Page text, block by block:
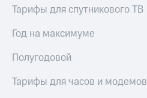
Тарифы для спутникового ТВ
Год на максимуме
Полугодовой
Тарифы для часов и модемов